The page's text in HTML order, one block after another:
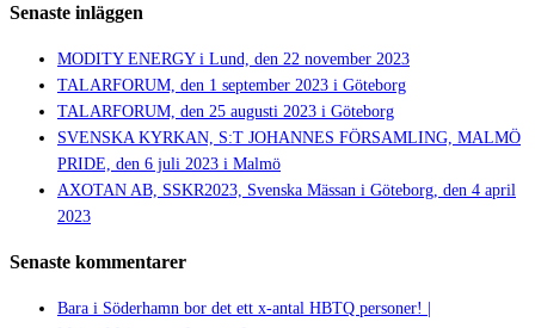
Senaste inläggen
MODITY ENERGY i Lund, den 22 november 2023
TALARFORUM, den 1 september 2023 i Göteborg
TALARFORUM, den 25 augusti 2023 i Göteborg
SVENSKA KYRKAN, S:T JOHANNES FÖRSAMLING, MALMÖ
PRIDE, den 6 juli 2023 i Malmö
AXOTAN AB, SSKR2023, Svenska Mässan i Göteborg, den 4 april
2023
Senaste kommentarer
Bara i Söderhamn bor det ett x-antal HBTQ personer! |